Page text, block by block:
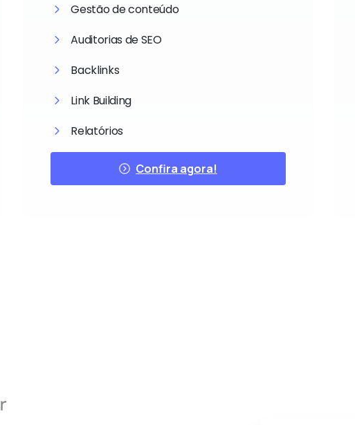
Gestão de conteúdo
Auditorias de SEO
Backlinks
Link Building
Relatórios
Confira agora!